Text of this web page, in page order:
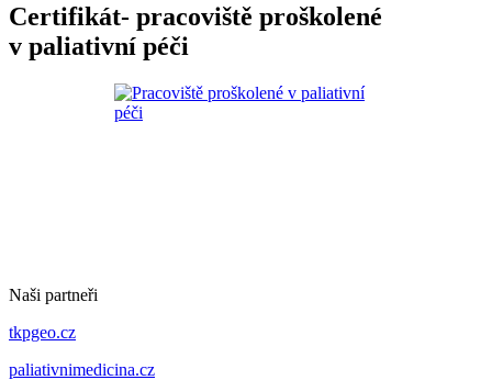
Certifikát- pracoviště proškolené
v paliativní péči
Naši partneři
tkpgeo.cz
paliativnimedicina.cz